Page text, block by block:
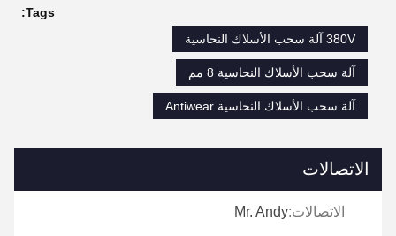
Tags:
380V آلة سحب الأسلاك النحاسية
آلة سحب الأسلاك النحاسية 8 مم
آلة سحب الأسلاك النحاسية Antiwear
الاتصالات
الاتصالات:Mr. Andy